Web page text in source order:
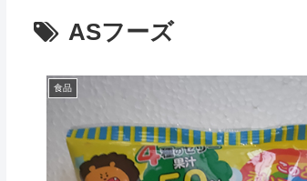
ASフーズ
食品